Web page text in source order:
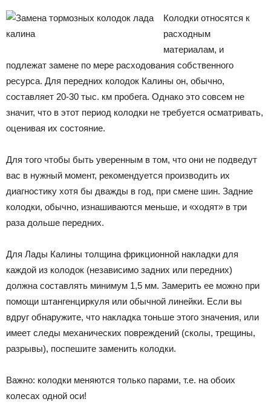
Колодки относятся к
расходным
материалам, и
подлежат замене по мере расходования собственного
ресурса. Для передних колодок Калины он, обычно,
составляет 20-30 тыс. км пробега. Однако это совсем не
значит, что в этот период колодки не требуется осматривать,
оценивая их состояние.
Для того чтобы быть уверенным в том, что они не подведут
вас в нужный момент, рекомендуется производить их
диагностику хотя бы дважды в год, при смене шин. Задние
колодки, обычно, изнашиваются меньше, и «ходят» в три
раза дольше передних.
Для Лады Калины толщина фрикционной накладки для
каждой из колодок (независимо задних или передних)
должна составлять минимум 1,5 мм. Замерить ее можно при
помощи штангенциркуля или обычной линейки. Если вы
вдруг обнаружите, что накладка тоньше этого значения, или
имеет следы механических повреждений (сколы, трещины,
разрывы), поспешите заменить колодки.
Важно: колодки меняются только парами, т.е. на обоих
колесах одной оси!